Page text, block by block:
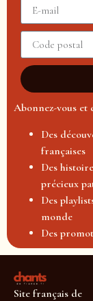
Abonnez-vous et
Des
françaises
Des
précieux
Des
monde
Des
Site français de